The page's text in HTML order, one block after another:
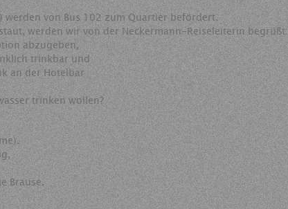
von Bus 102 zum Quartier befördert.
werden wir von der Neckermann-Reiseleiterin begrüßt:
abzugeben,
trinkbar und
an der Hotelbar
trinken wollen?
Brause.